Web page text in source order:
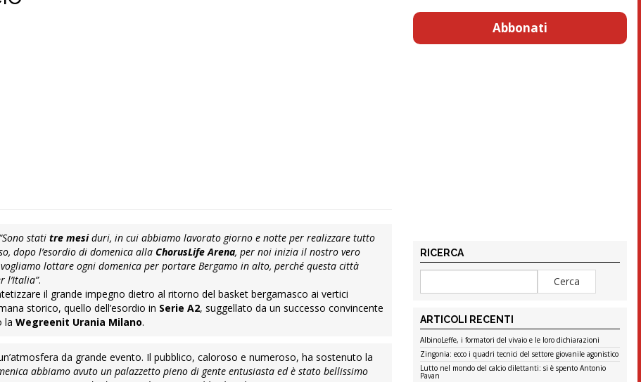
“Sono statitre mesiduri, in cui abbiamo lavorato giorno e notte per realizzare tutto
dopo l’esordio di domenica allaChorusLife Arena, per noi inizia il nostro vero
lottare ogni domenica per portare Bergamo in alto, perché questa città
l’Italia”.
il grande impegno dietro al ritorno del basket bergamasco ai vertici
storico, quello dell’esordio in Serie A2, suggellato da un successo convincente
laWegreenit Urania Milano.
da grande evento. Il pubblico, caloroso e numeroso, ha sostenuto la
abbiamo avuto un palazzetto pieno di gente entusiasta ed è stato bellissimo
Abbonati
RICERCA
ARTICOLI RECENTI
AlbinoLeffe, i formatori del vivaio e le loro dichiarazioni
Zingonia: ecco i quadri tecnici del settore giovanile agonistico
Lutto nel mondo del calcio dilettanti: si è spento Antonio
Pavan